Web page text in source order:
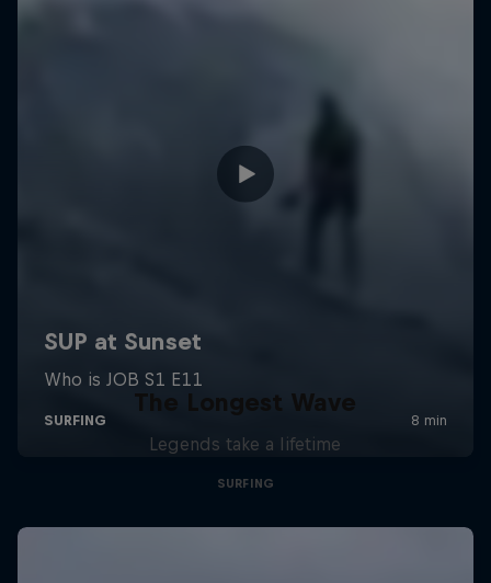
The Longest Wave
Legends take a lifetime
SURFING